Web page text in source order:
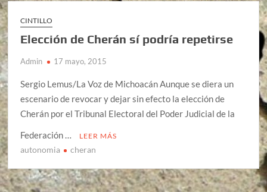
CINTILLO
Elección de Cherán sí podría repetirse
Admin 17 mayo, 2015
Sergio Lemus/La Voz de Michoacán Aunque se diera un
escenario de revocar y dejar sin efecto la elección de
Cherán por el Tribunal Electoral del Poder Judicial de la
Federación …
LEER MÁS
autonomia cheran